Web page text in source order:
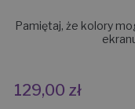
Pamiętaj, że kolory
129,00 zł